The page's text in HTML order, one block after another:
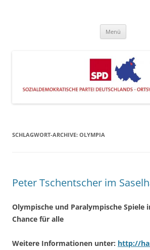
Menü
SCHLAGWORT-ARCHIVE: OLYMPIA
Peter Tschentscher im
Olympische und Paralympische Spiele
Chance für alle
Weitere Informationen unter: http://